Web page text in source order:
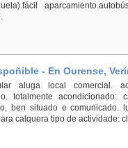
- En Ourense,
aluga local comercial.
totalmente acondicionado:
ben situado e comunicado.
calquera tipo de actividade: